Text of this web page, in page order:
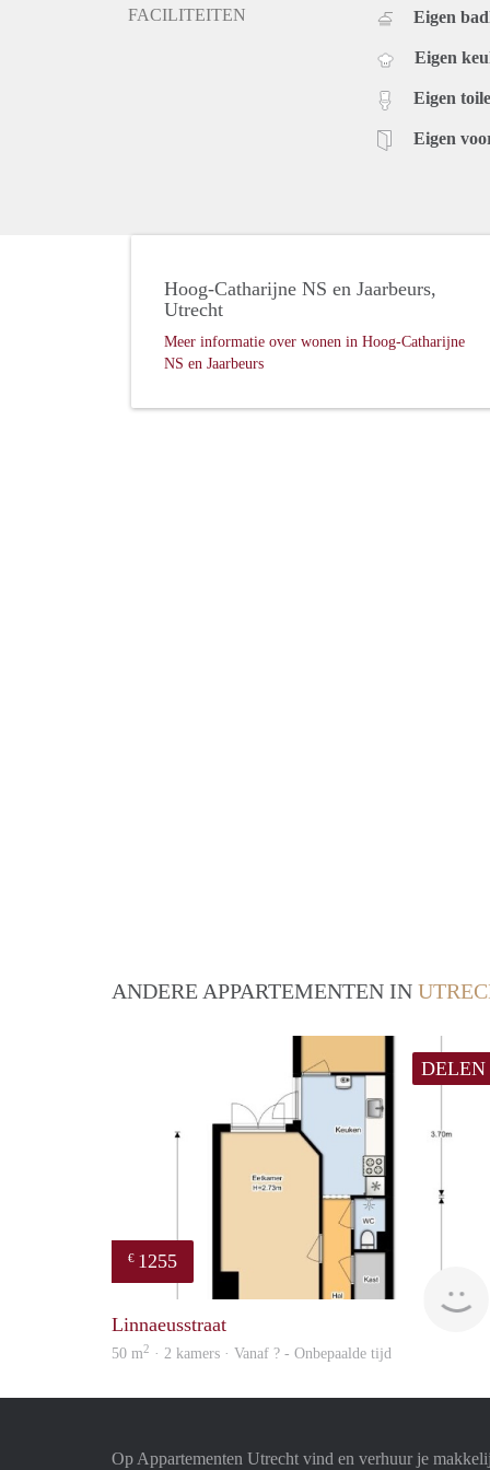
FACILITEITEN Eigen
Eigen
Eigen
Eigen
Hoog-Catharijne NS en Jaarbeurs,
Utrecht
Meer informatie over wonen in Hoog-Catharijne
NS en Jaarbeurs
ANDERE APPARTEMENTEN IN
DELEN
€ 1255
Linnaeusstraat
50 m2 · 2 kamers · Vanaf ? - Onbepaalde tijd
Op Appartementen Utrecht vind en verhuur je